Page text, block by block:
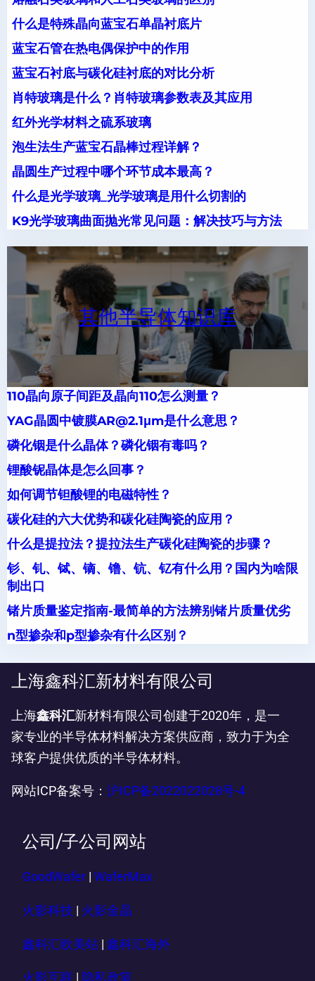
什么是特殊晶向蓝宝石单晶衬底片
蓝宝石管在热电偶保护中的作用
蓝宝石衬底与碳化硅衬底的对比分析
肖特玻璃是什么？肖特玻璃参数表及其应用
红外光学材料之硫系玻璃
泡生法生产蓝宝石晶棒过程详解？
晶圆生产过程中哪个环节成本最高？
什么是光学玻璃_光学玻璃是用什么切割的
K9光学玻璃曲面抛光常见问题：解决技巧与方法
其他半导体知识库
110晶向原子间距及晶向110怎么测量？
YAG晶圆中镀膜AR@2.1μm是什么意思？
磷化铟是什么晶体？磷化铟有毒吗？
锂酸铌晶体是怎么回事？
如何调节钽酸锂的电磁特性？
碳化硅的六大优势和碳化硅陶瓷的应用？
什么是提拉法？提拉法生产碳化硅陶瓷的步骤？
钐、钆、铽、镝、镥、钪、钇有什么用？国内为啥限
制出口
锗片质量鉴定指南-最简单的方法辨别锗片质量优劣
n型掺杂和p型掺杂有什么区别？
上海鑫科汇新材料有限公司
上海鑫科汇新材料有限公司创建于2020年，是一
家专业的半导体材料解决方案供应商，致力于为全
球客户提供优质的半导体材料。
网站ICP备案号： 沪ICP备2022022028号-4
公司/子公司网站
GoodWafer WaferMax
火影科技 火影金晶
鑫科汇欧美站 | 鑫科汇海外
火影互联 隐私政策